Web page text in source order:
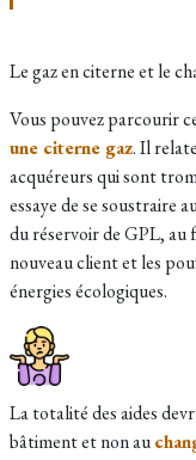
Le gaz en citerne et le
Vous pouvez parcourir
une citerne gaz. Il
acquéreurs qui sont
essaye de se soustraire
du réservoir de GPL, au
nouveau client et les
énergies écologiques.
La totalité des aides
bâtiment et non au